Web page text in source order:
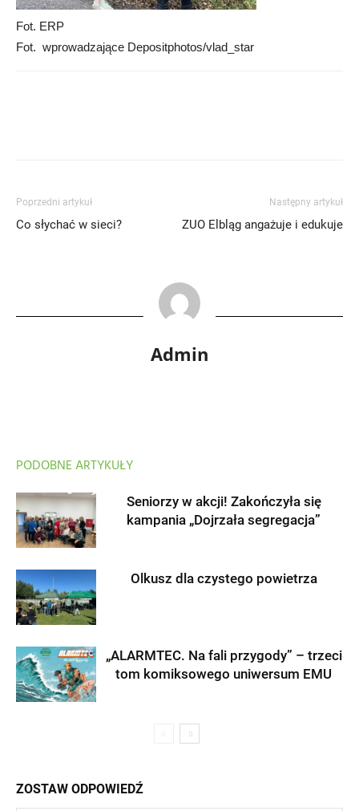
Fot. ERP
Fot. wprowadzające Depositphotos/vlad_star
Poprzedni artykuł
Co słychać w sieci?
Następny artykuł
ZUO Elbląg angażuje i edukuje
Admin
PODOBNE ARTYKUŁY
Seniorzy w akcji! Zakończyła się
kampania „Dojrzała segregacja”
Olkusz dla czystego powietrza
„ALARMTEC. Na fali przygody” – trzeci
tom komiksowego uniwersum EMU
ZOSTAW ODPOWIEDŹ